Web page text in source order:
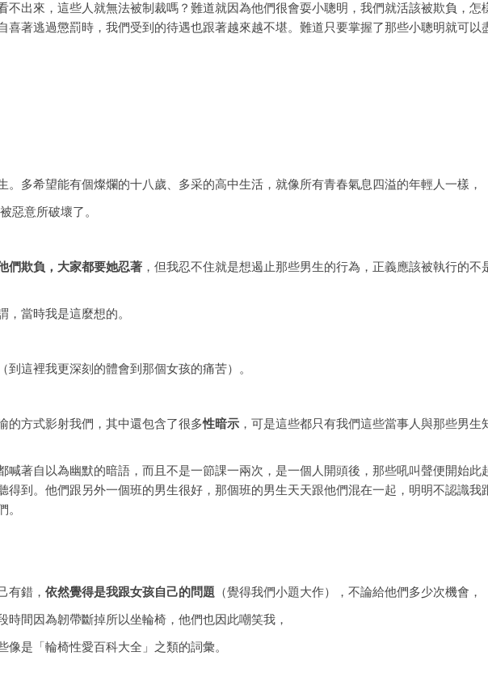
不出來，這些人就無法被制裁嗎？難道就因為他們很會耍小聰明，我們就活該被欺負，怎
喜著逃過懲罰時，我們受到的待遇也跟著越來越不堪。難道只要掌握了那些小聰明就可以
。多希望能有個燦爛的十八歲、多采的高中生活，就像所有青春氣息四溢的年輕人一樣，
惡意所破壞了。
們欺負，大家都要她忍著 ，但我忍不住就是想遏止那些男生的行為，正義應該被執行的不
，當時我是這麼想的。
到這裡我更深刻的體會到那個女孩的痛苦）。
的方式影射我們，其中還包含了很多性暗示 ，可是這些都只有我們這些當事人與那些男生
喊著自以為幽默的暗語，而且不是一節課一兩次，是一個人開頭後，那些吼叫聲便開始此
得到。他們跟另外一個班的男生很好，那個班的男生天天跟他們混在一起，明明不認識我
。
有錯， 依然覺得是我跟女孩自己的問題 （覺得我們小題大作），不論給他們多少次機會，
時間因為韌帶斷掉所以坐輪椅，他們也因此嘲笑我，
像是「輪椅性愛百科大全」之類的詞彙。